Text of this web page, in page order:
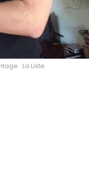
: La Liste